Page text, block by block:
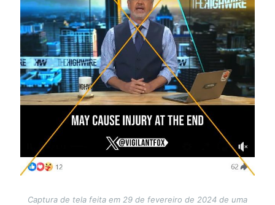
Captura de tela feita em 29 de fevereiro de 2024 de uma